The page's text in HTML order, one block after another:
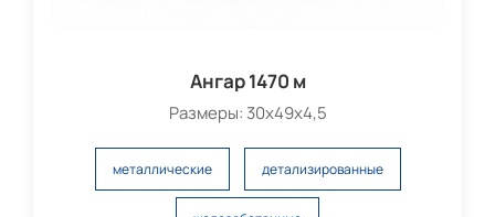
Ангар 1470 м
Размеры: 30х49х4,5
металлические детализированные